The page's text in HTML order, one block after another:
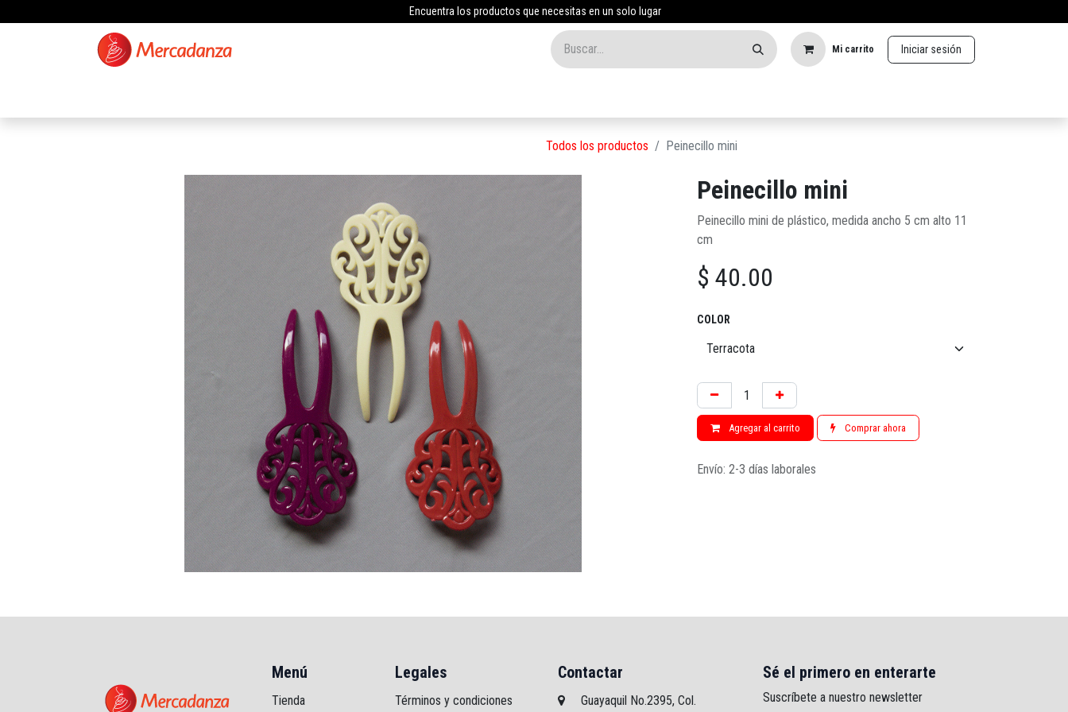
Encuentra los productos que necesitas en un solo lugar
Mi carrito Iniciar sesión
Todos los productos Peinecillo mini
Peinecillo mini
Peinecillo mini de plástico, medida ancho 5 cm alto 11
cm
$ 40.00
COLOR
Agregar al carrito Comprar ahora
Envío: 2-3 días laborales
Sé el primero en enterarte
Suscríbete a nuestro newsletter
Contactar
Guayaquil No.2395, Col.
Legales
Términos y condiciones
Menú
Tienda